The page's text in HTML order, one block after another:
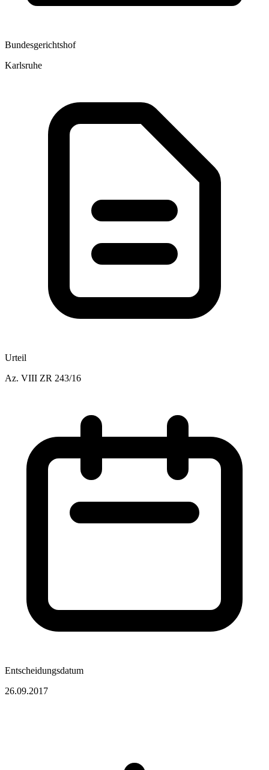
Bundesgerichtshof
Karlsruhe
Urteil
Az. VIII ZR 243/16
Entscheidungsdatum
26.09.2017